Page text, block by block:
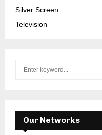
Silver Screen
Television
f
Our Networks